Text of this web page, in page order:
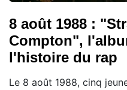
8 août 1988 :
Compton",
l'histoire du rap
Le 8 août 1988, cinq